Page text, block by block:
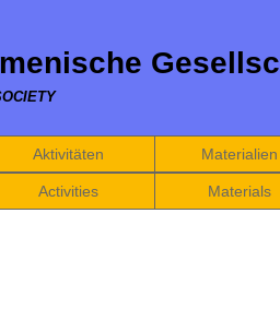
Aktivitäten Materialien
Activities Materials